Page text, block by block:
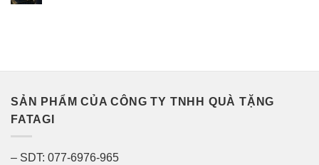
SẢN PHẨM CỦA CÔNG TY TNHH QUÀ TẶNG
FATAGI
– SDT: 077-6976-965